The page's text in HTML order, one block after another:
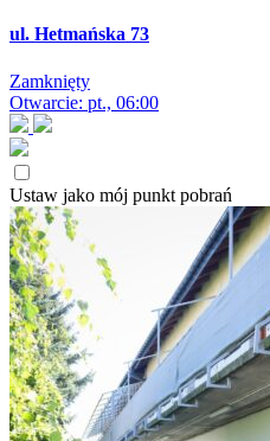
ul. Hetmańska 73
Zamknięty
Otwarcie: pt., 06:00
Ustaw jako mój punkt pobrań